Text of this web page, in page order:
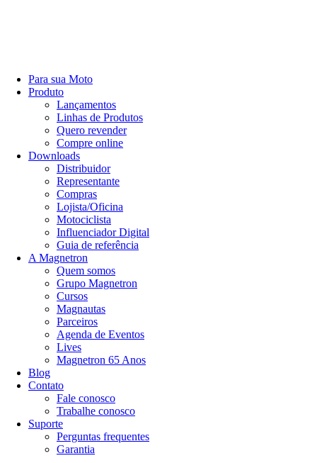
Para sua Moto
Produto
Lançamentos
Linhas de Produtos
Quero revender
Compre online
Downloads
Distribuidor
Representante
Compras
Lojista/Oficina
Motociclista
Influenciador Digital
Guia de referência
A Magnetron
Quem somos
Grupo Magnetron
Cursos
Magnautas
Parceiros
Agenda de Eventos
Lives
Magnetron 65 Anos
Blog
Contato
Fale conosco
Trabalhe conosco
Suporte
Perguntas frequentes
Garantia